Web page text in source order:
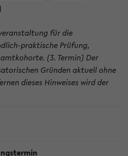
für die
praktische Prüfung,
(3. Termin) Der
Gründen aktuell ohne
dieses Hinweises wird der